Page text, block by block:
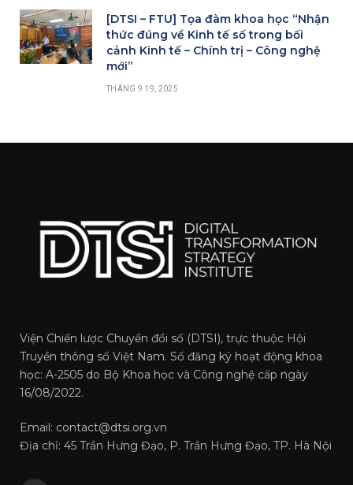
[DTSI – FTU] Tọa đàm khoa học “Nhận
thức đúng về Kinh tế số trong bối
cảnh Kinh tế – Chính trị – Công nghệ
mới”
THÁNG 9 19, 2025
Viện Chiến lược Chuyển đổi số (DTSI), trực thuộc Hội
Truyền thông số Việt Nam. Số đăng ký hoạt động khoa
học: A-2505 do Bộ Khoa học và Công nghệ cấp ngày
16/08/2022.
Email: contact@dtsi.org.vn
Địa chỉ: 45 Trần Hưng Đạo, P. Trần Hưng Đạo, TP. Hà Nội